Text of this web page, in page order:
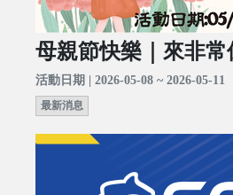
母親節快樂｜來非常
活動日期 | 2026-05-08 ~ 2026-05-11
最新消息